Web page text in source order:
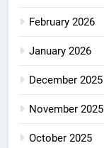
February 2026
January 2026
December 2025
November 2025
October 2025